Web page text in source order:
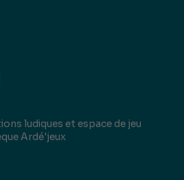
ludiques et espace de jeu
Ardé'jeux